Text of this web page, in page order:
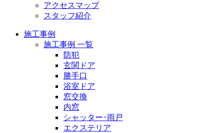
アクセスマップ
スタッフ紹介
施工事例
施工事例 一覧
防犯
玄関ドア
勝手口
浴室ドア
窓交換
内窓
シャッター･雨戸
エクステリア